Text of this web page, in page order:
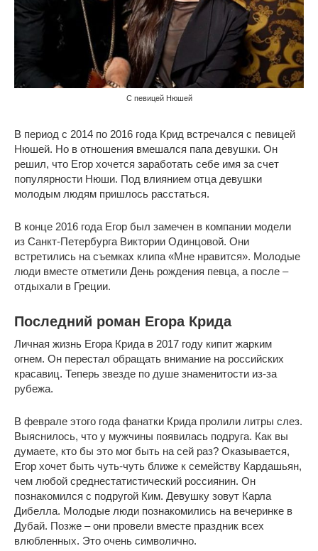
С певицей Нюшей
В период с 2014 по 2016 года Крид встречался с певицей
Нюшей. Но в отношения вмешался папа девушки. Он
решил, что Егор хочется заработать себе имя за счет
популярности Нюши. Под влиянием отца девушки
молодым людям пришлось расстаться.
В конце 2016 года Егор был замечен в компании модели
из Санкт-Петербурга Виктории Одинцовой. Они
встретились на съемках клипа «Мне нравится». Молодые
люди вместе отметили День рождения певца, а после –
отдыхали в Греции.
Последний роман Егора Крида
Личная жизнь Егора Крида в 2017 году кипит жарким
огнем. Он перестал обращать внимание на российских
красавиц. Теперь звезде по душе знаменитости из-за
рубежа.
В феврале этого года фанатки Крида пролили литры слез.
Выяснилось, что у мужчины появилась подруга. Как вы
думаете, кто бы это мог быть на сей раз? Оказывается,
Егор хочет быть чуть-чуть ближе к семейству Кардашьян,
чем любой среднестатистический россиянин. Он
познакомился с подругой Ким. Девушку зовут Карла
Дибелла. Молодые люди познакомились на вечеринке в
Дубай. Позже – они провели вместе праздник всех
влюбленных. Это очень символично.